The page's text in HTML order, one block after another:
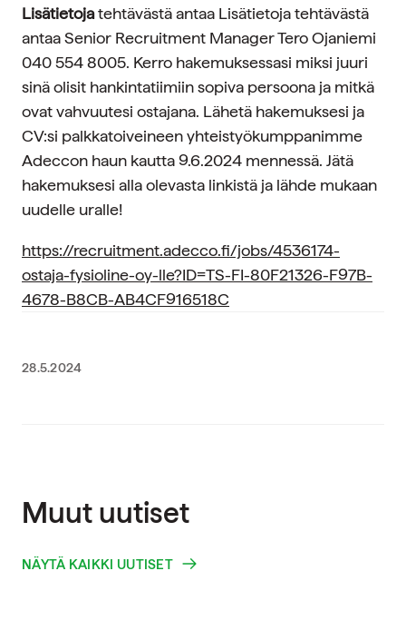
Lisätietojatehtävästä antaa Lisätietoja tehtävästä
antaa Senior Recruitment Manager Tero Ojaniemi
040 554 8005. Kerro hakemuksessasi miksi juuri
sinä olisit hankintatiimiin sopiva persoona ja mitkä
ovat vahvuutesi ostajana. Lähetä hakemuksesi ja
CV:si palkkatoiveineen yhteistyökumppanimme
Adeccon haun kautta 9.6.2024 mennessä. Jätä
hakemuksesi alla olevasta linkistä ja lähde mukaan
uudelle uralle!
https://recruitment.adecco.fi/jobs/4536174-
ostaja-fysioline-oy-lle?ID=TS-FI-80F21326-F97B-
4678-B8CB-AB4CF916518C
28.5.2024
Muut uutiset
NÄYTÄ KAIKKI UUTISET